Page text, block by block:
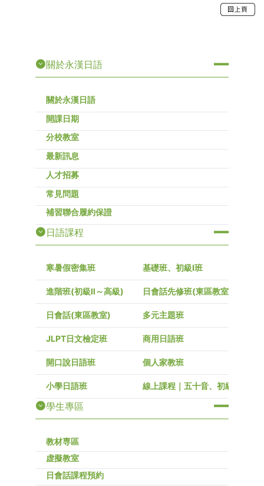
關於永漢日語
關於永漢日語
開課日期
分校教室
最新訊息
人才招募
常見問題
補習聯合履約保證
日語課程
寒暑假密集班 基礎班、初級I班
進階班(初級Ⅱ～高級) 日會話先修班(東區教室)
日會話(東區教室) 多元主題班
JLPT日文檢定班 商用日語班
開口說日語班 個人家教班
小學日語班 線上課程｜五十音、初級～高級
學生專區
教材専區
虚擬教室
日會話課程預約